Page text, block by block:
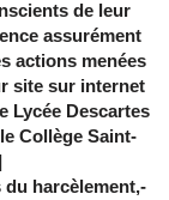
de leur
assurément
actions menées
site sur internet
Lycée Descartes
Collège Saint-
du harcèlement,